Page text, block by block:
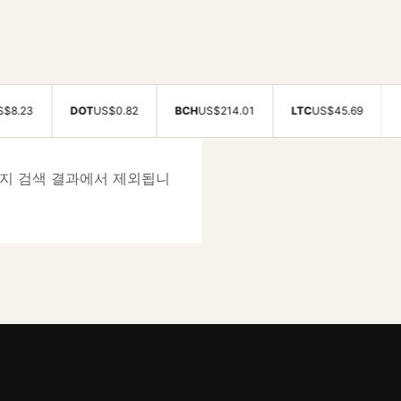
US$0.82 US$214.01 US$45.69
검색 결과에서 제외됩니